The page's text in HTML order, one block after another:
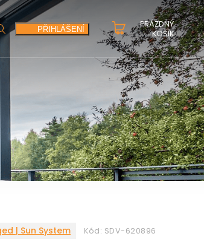
PRÁZDNÝ
KOŠÍK
PŘIHLÁŠENÍ
| Sun System Kód: SDV-620896